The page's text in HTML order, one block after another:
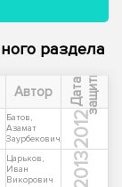
раздела
Автор Д
а
т
а
з
а
щ
и
т ы
Батов,
Азамат
Заурбекович
2012
Царьков,
Иван
Викорович
2013